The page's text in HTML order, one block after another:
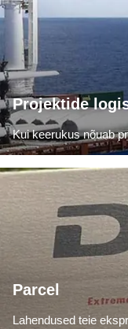
Projektide
Kui keerukus nõuab
Parcel
Lahendused teie